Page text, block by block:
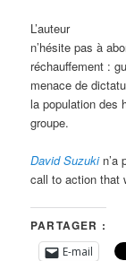
L’auteur
n’hésite pas à
réchauffement :
menace de
la population des
groupe.
David Suzukin’a
call to action that
PARTAGER :
E-mail